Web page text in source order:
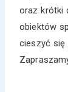
oraz krótki
obiektów
cieszyć się